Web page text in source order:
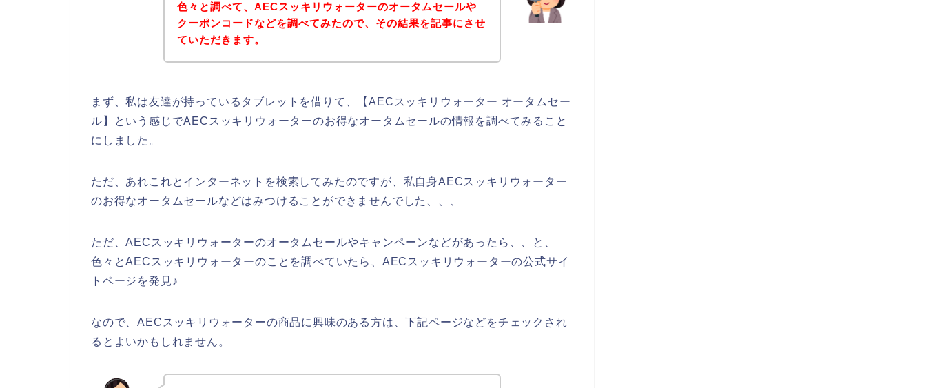
色々と調べて、AECスッキリウォーターのオータムセールや
クーポンコードなどを調べてみたので、その結果を記事にさせ
ていただきます。
まず、私は友達が持っているタブレットを借りて、【AECスッキリウォーター オータムセー
ル】という感じでAECスッキリウォーターのお得なオータムセールの情報を調べてみること
にしました。
ただ、あれこれとインターネットを検索してみたのですが、私自身AECスッキリウォーター
のお得なオータムセールなどはみつけることができませんでした、、、
ただ、AECスッキリウォーターのオータムセールやキャンペーンなどがあったら、、と、
色々とAECスッキリウォーターのことを調べていたら、AECスッキリウォーターの公式サイ
トページを発見♪
なので、AECスッキリウォーターの商品に興味のある方は、下記ページなどをチェックされ
るとよいかもしれません。